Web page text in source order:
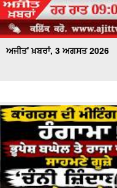
ਅਜੀਤ' ਖ਼ਬਰਾਂ, 3 ਅਗਸਤ 2026